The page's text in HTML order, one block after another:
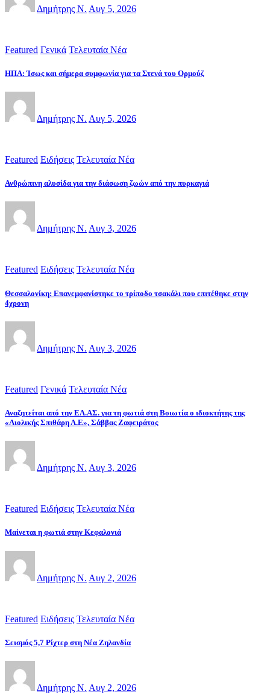
Δημήτρης Ν. Αυγ 5, 2026
Featured Γενικά Τελευταία Νέα
ΗΠΑ: Ίσως και σήμερα συμφωνία για τα Στενά του Ορμούζ
Δημήτρης Ν. Αυγ 5, 2026
Featured Ειδήσεις Τελευταία Νέα
Ανθρώπινη αλυσίδα για την διάσωση ζωών από την πυρκαγιά
Δημήτρης Ν. Αυγ 3, 2026
Featured Ειδήσεις Τελευταία Νέα
Θεσσαλονίκη: Επανεμφανίστηκε το τρίποδο τσακάλι που επιτέθηκε στην
4χρονη
Δημήτρης Ν. Αυγ 3, 2026
Featured Γενικά Τελευταία Νέα
Αναζητείται από την ΕΛ.ΑΣ. για τη φωτιά στη Βοιωτία ο ιδιοκτήτης της
«Αιολικής Σπιθάρη Α.Ε», Σάββας Ζαφειράτος
Δημήτρης Ν. Αυγ 3, 2026
Featured Ειδήσεις Τελευταία Νέα
Μαίνεται η φωτιά στην Κεφαλονιά
Δημήτρης Ν. Αυγ 2, 2026
Featured Ειδήσεις Τελευταία Νέα
Σεισμός 5,7 Ρίχτερ στη Νέα Ζηλανδία
Δημήτρης Ν. Αυγ 2, 2026